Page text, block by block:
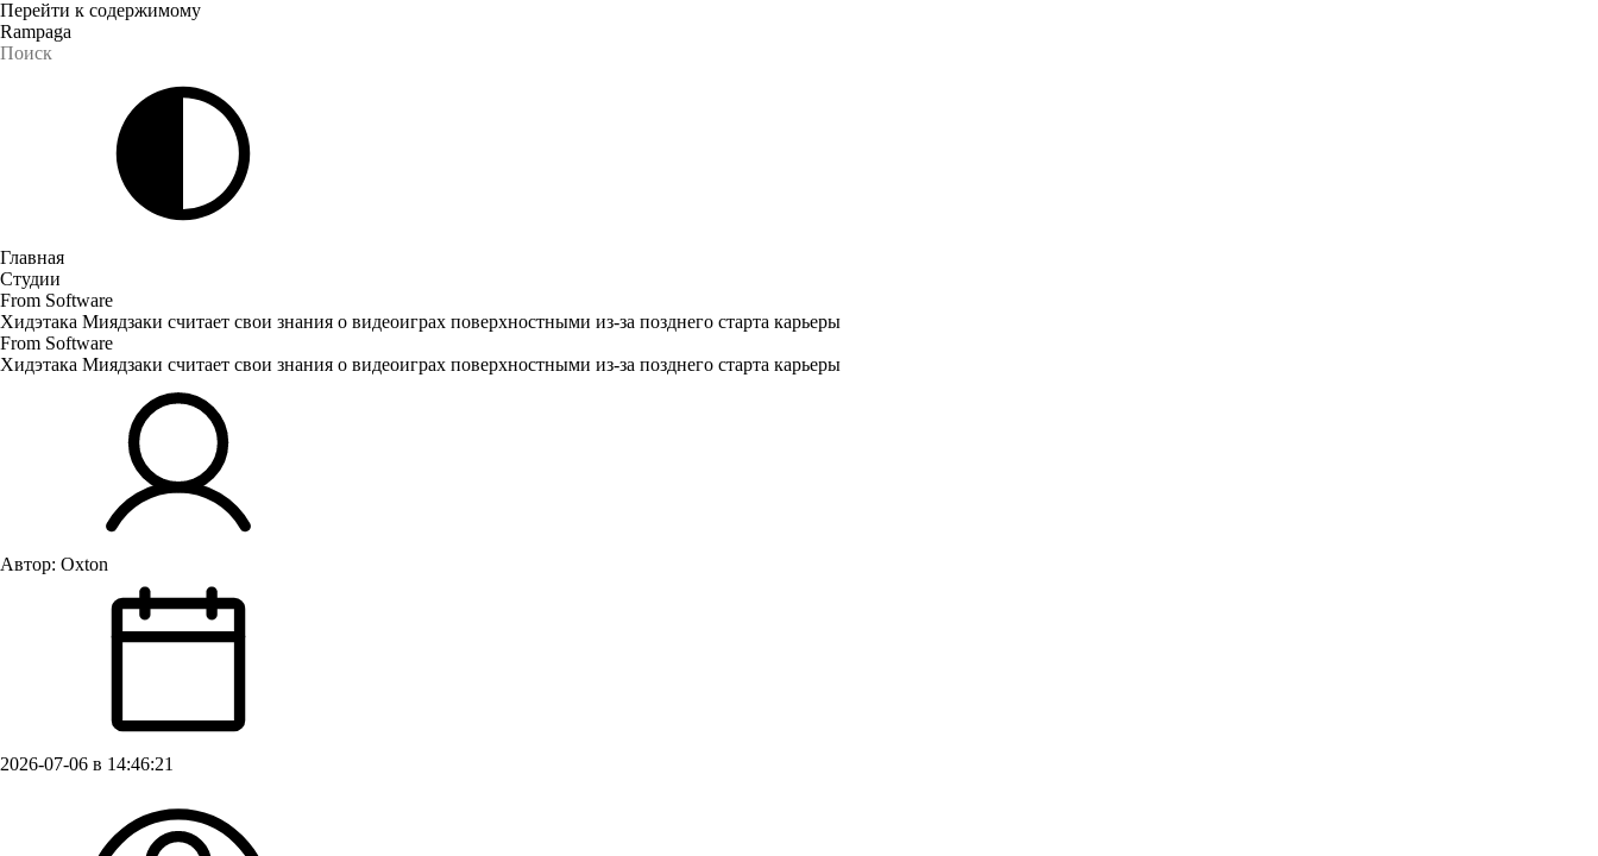
Перейти к содержимому
Rampaga
Главная
Студии
From Software
Хидэтака Миядзаки считает свои знания о видеоиграх поверхностными из-за позднего старта карьеры
From Software
Хидэтака Миядзаки считает свои знания о видеоиграх поверхностными из-за позднего старта карьеры
Автор: Oxton
2026-07-06 в 14:46:21